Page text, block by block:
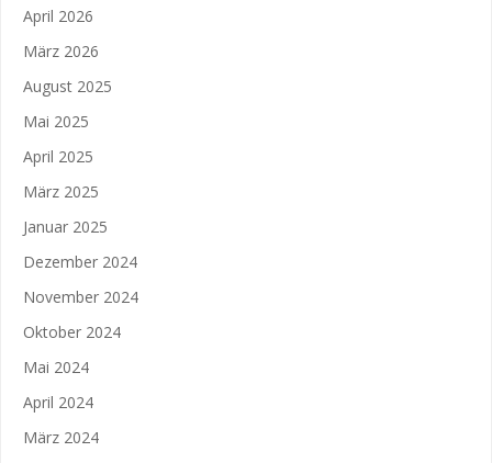
April 2026
März 2026
August 2025
Mai 2025
April 2025
März 2025
Januar 2025
Dezember 2024
November 2024
Oktober 2024
Mai 2024
April 2024
März 2024